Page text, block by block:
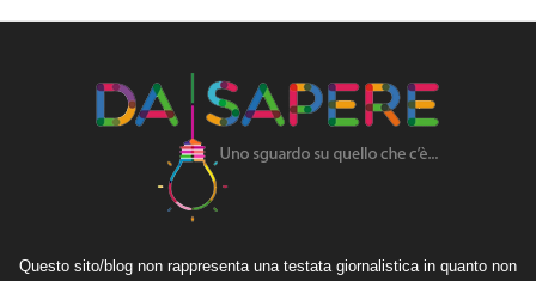
Questo sito/blog non rappresenta una testata giornalistica in quanto non